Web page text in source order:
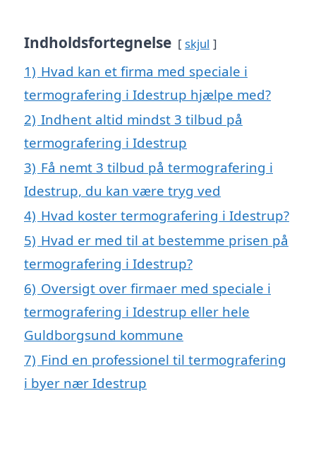
Indholdsfortegnelse skjul
1) Hvad kan et firma med speciale i
termografering i Idestrup hjælpe med?
2) Indhent altid mindst 3 tilbud på
termografering i Idestrup
3) Få nemt 3 tilbud på termografering i
Idestrup, du kan være tryg ved
4) Hvad koster termografering i Idestrup?
5) Hvad er med til at bestemme prisen på
termografering i Idestrup?
6) Oversigt over firmaer med speciale i
termografering i Idestrup eller hele
Guldborgsund kommune
7) Find en professionel til termografering
i byer nær Idestrup